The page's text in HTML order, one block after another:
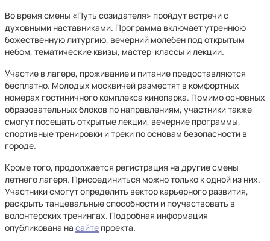
Во время смены «Путь созидателя» пройдут встречи с
духовными наставниками. Программа включает утреннюю
божественную литургию, вечерний молебен под открытым
небом, тематические квизы, мастер-классы и лекции.
Участие в лагере, проживание и питание предоставляются
бесплатно. Молодых москвичей разместят в комфортных
номерах гостиничного комплекса кинопарка. Помимо основных
образовательных блоков по направлениям, участники также
смогут посещать открытые лекции, вечерние программы,
спортивные тренировки и треки по основам безопасности в
городе.
Кроме того, продолжается регистрация на другие смены
летнего лагеря. Присоединиться можно только к одной из них.
Участники смогут определить вектор карьерного развития,
раскрыть танцевальные способности и поучаствовать в
волонтерских тренингах. Подробная информация
опубликована на сайте проекта.